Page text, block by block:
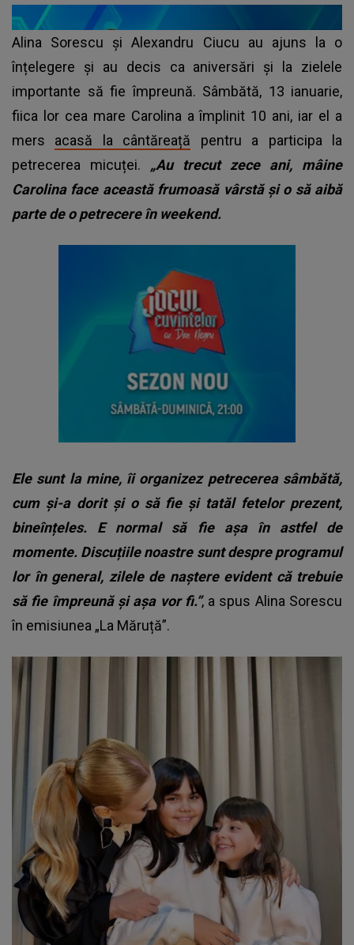
Alina Sorescu și Alexandru Ciucu au ajuns la o
înțelegere și au decis ca aniversări și la zielele
importante să fie împreună. Sâmbătă, 13 ianuarie,
fiica lor cea mare Carolina a împlinit 10 ani, iar el a
mers acasă la cântăreață pentru a participa la
petrecerea micuței. „Au trecut zece ani, mâine
Carolina face această frumoasă vârstă și o să aibă
parte de o petrecere în weekend.
Ele sunt la mine, îi organizez petrecerea sâmbătă,
cum și-a dorit și o să fie și tatăl fetelor prezent,
bineînțeles. E normal să fie așa în astfel de
momente. Discuțiile noastre sunt despre programul
lor în general, zilele de naștere evident că trebuie
să fie împreună și așa vor fi.”, a spus Alina Sorescu
în emisiunea „La Măruță”.